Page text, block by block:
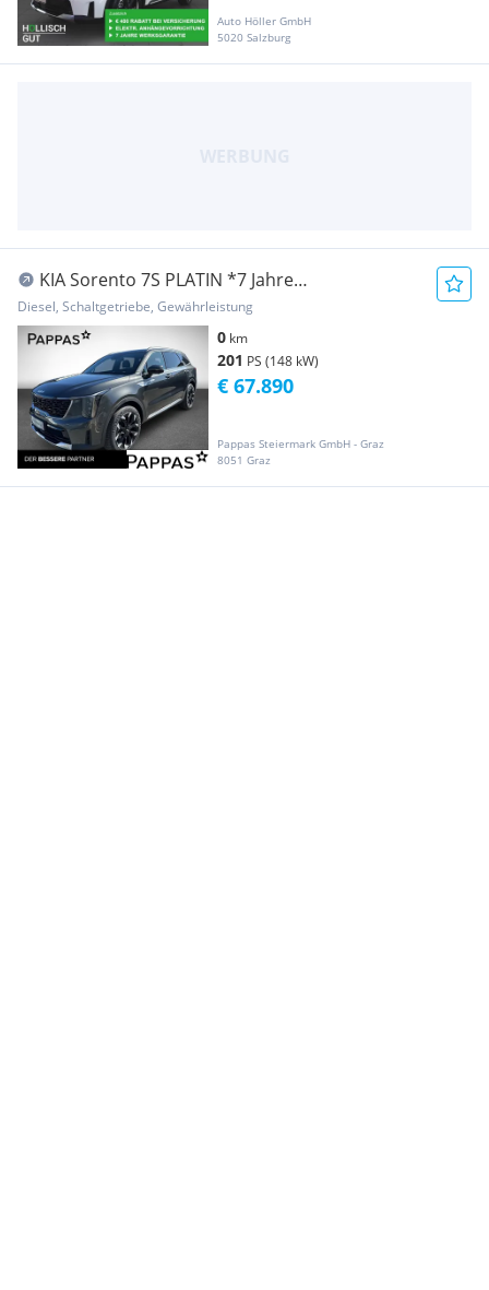
Auto Höller GmbH
5020 Salzburg
KIA Sorento 7S PLATIN *7 Jahre
Werksgarantie, Vollau
Diesel, Schaltgetriebe, Gewährleistung
0 km
201 PS (148 kW)
Pappas Steiermark GmbH - Graz
8051 Graz
€ 67.890